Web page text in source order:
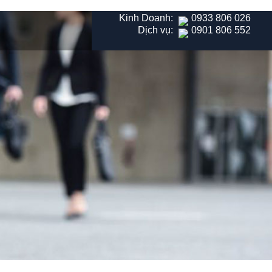
Kinh Doanh:
0933 806 026
Dịch vụ:
0901 806 552